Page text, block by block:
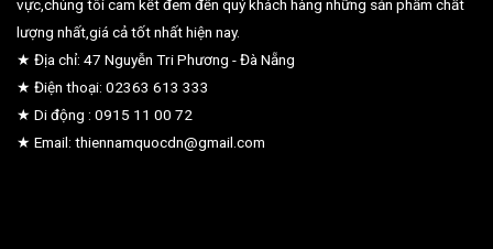
vực,chúng tôi cam kết đem đến quý khách hàng những sản phẩm chất
lượng nhất,giá cả tốt nhất hiện nay.
★ Địa chỉ: 47 Nguyễn Tri Phương - Đà Nẵng
★ Điện thoại: 02363 613 333
★ Di động : 0915 11 00 72
★ Email: thiennamquocdn@gmail.com